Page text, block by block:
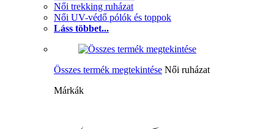
Női trekking ruházat
Női UV-védő pólók és toppok
Láss többet...
Összes termék megtekintése Női ruházat
Márkák